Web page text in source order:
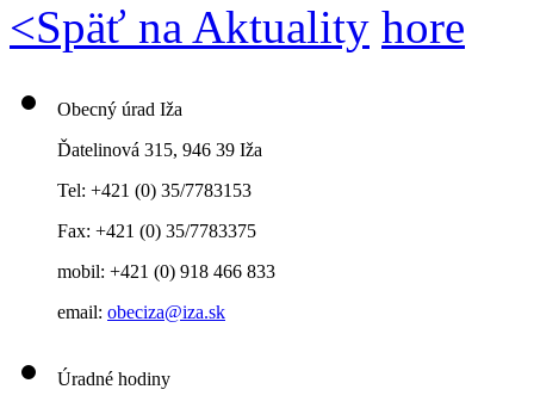
<Späť na Aktuality hore
Obecný úrad Iža
Ďatelinová 315, 946 39 Iža
Tel: +421 (0) 35/7783153
Fax: +421 (0) 35/7783375
mobil: +421 (0) 918 466 833
email: obeciza@iza.sk
Úradné hodiny